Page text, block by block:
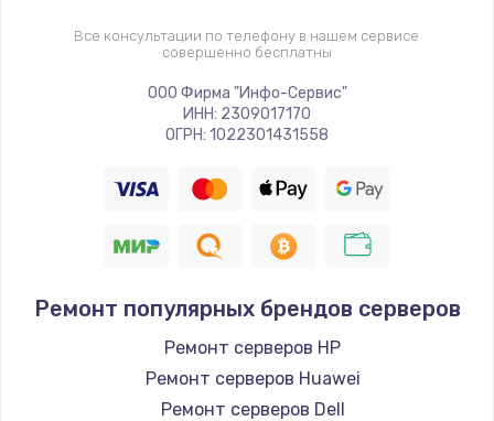
Заказать
Настройка Wi-Fi
1260 руб.
Заказать
Замена шим-контроллера
Заказать
1200 руб.
Все консультации по телефону в нашем сервисе
совершенно бесплатны
ООО Фирма "Инфо-Сервис"
ИНН: 2309017170
ОГРН: 1022301431558
Ремонт популярных брендов серверов
Ремонт серверов HP
Ремонт серверов Huawei
Ремонт серверов Dell